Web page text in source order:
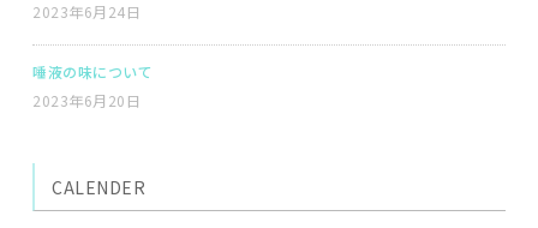
2023年6月24日
唾液の味について
2023年6月20日
CALENDER